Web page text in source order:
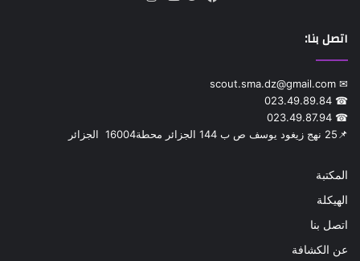
اتصل بنا:
✉ scout.sma.dz@gmail.com
☎ 023.49.89.84
☎ 023.49.87.94
📌‎25 نهج زيغود يوسف ص ب 144 الجزائر محطة‎ 16004 الجزائر
المكتبة
الهيكلة
اتصل بنا
عن الكشافة